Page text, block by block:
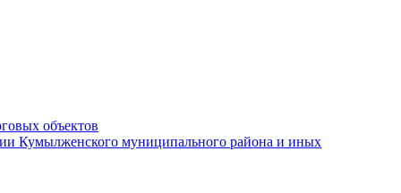
объектов
Кумылженского муниципального района и иных